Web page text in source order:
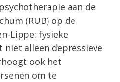
aan de
(RUB) op de
Lippe: fysieke
alleen depressieve
ook het
om te